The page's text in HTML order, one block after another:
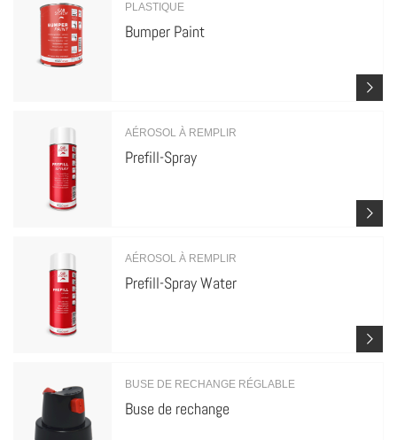
PLASTIQUE
Bumper Paint
AÉROSOL À REMPLIR
Prefill-Spray
AÉROSOL À REMPLIR
Prefill-Spray Water
BUSE DE RECHANGE RÉGLABLE
Buse de rechange